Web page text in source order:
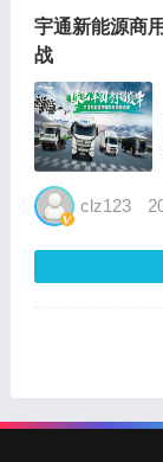
宇通新能源商
战
clz123